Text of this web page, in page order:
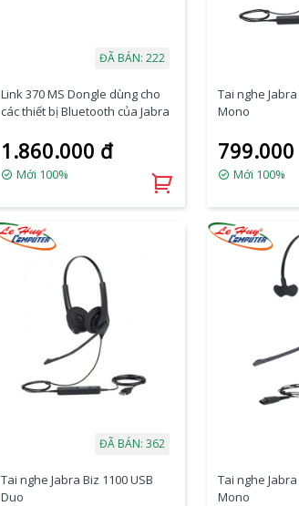
ĐÃ BÁN: 222
Link 370 MS Dongle dùng cho
các thiết bị Bluetooth của Jabra
1.860.000 đ
Mới 100%
Tai nghe
Mono
Mới 100%
ĐÃ BÁN: 362
Tai nghe Jabra Biz 1100 USB
Duo
Tai nghe
Mono